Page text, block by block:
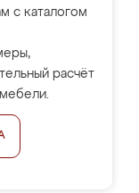
с каталогом
расчёт